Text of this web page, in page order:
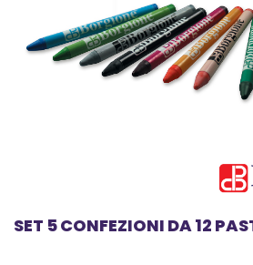
SET 5 CONFEZIONI DA 12